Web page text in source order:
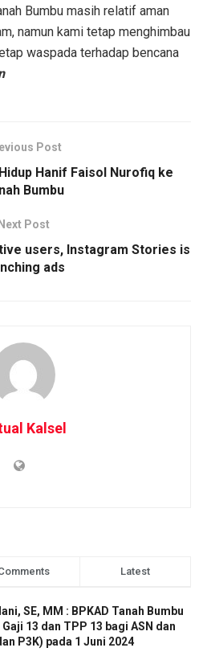
Bumbu masih relatif aman
namun kami tetap menghimbau
waspada terhadap bencana
Post
Hanif Faisol Nurofiq ke
Bumbu
Next Post
users, Instagram Stories is
ads
Kalsel
Latest
SE, MM : BPKAD Tanah Bumbu
13 dan TPP 13 bagi ASN dan
P3K) pada 1 Juni 2024